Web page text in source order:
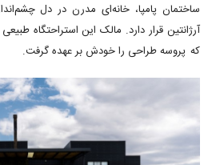
ساختمان پامپا، خانه‌ای مدرن در دل
آرژانتین قرار دارد. مالک این استراحتگاه
که پروسه طراحی را خودش بر عهده گرفت.